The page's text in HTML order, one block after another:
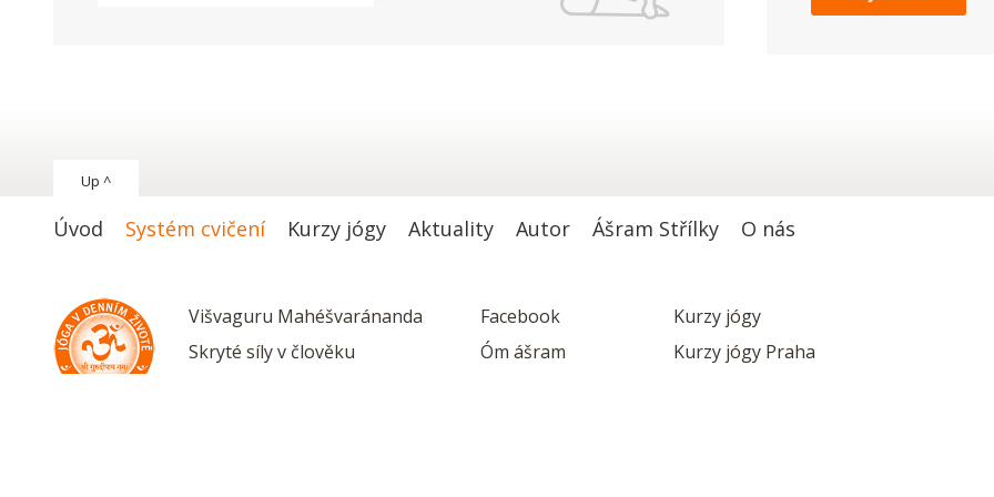
Up ^
Úvod Systém cvičení Kurzy jógy Aktuality Autor Ášram Střílky O nás
Višvaguru Mahéšvaránanda Facebook
Kurzy jógy
Skryté síly v člověku
Óm ášram
Kurzy jógy Praha